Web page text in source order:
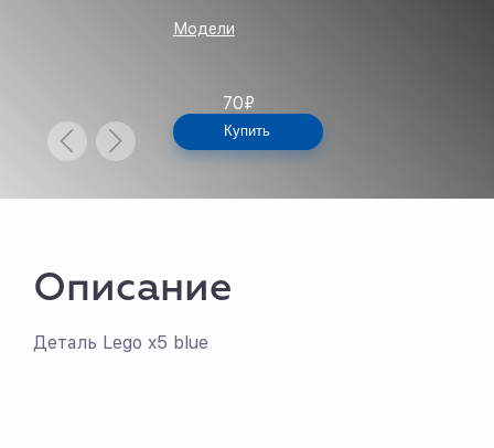
Модели
70₽
Купить
Описание
Деталь Lego x5 blue